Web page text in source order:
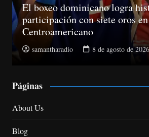
logra histórica
siete oros en los Juegos
8 de agosto de 2026 0
Páginas
About Us
Blog